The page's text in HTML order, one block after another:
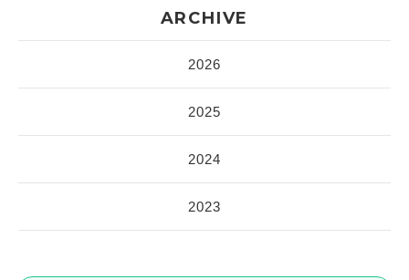
ARCHIVE
2026
2025
2024
2023